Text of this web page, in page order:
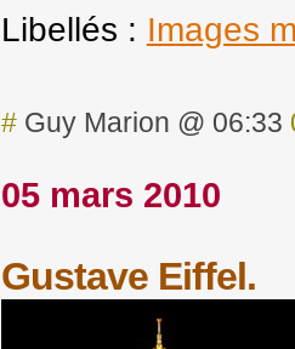
Libellés : Images
#Guy Marion @ 06:33
05 mars 2010
Gustave Eiffel.